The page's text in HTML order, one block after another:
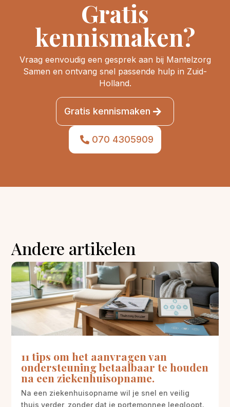
Gratis
kennismaken?
Vraag eenvoudig een gesprek aan bij Mantelzorg
Samen en ontvang snel passende hulp in Zuid-
Holland.
Gratis kennismaken
070 4305909
Andere artikelen
11 tips om het aanvragen van
ondersteuning betaalbaar te houden
na een ziekenhuisopname.
Na een ziekenhuisopname wil je snel en veilig
thuis verder, zonder dat je portemonnee leegloopt.